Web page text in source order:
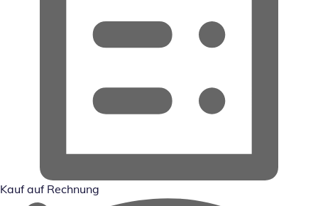
Kauf auf Rechnung